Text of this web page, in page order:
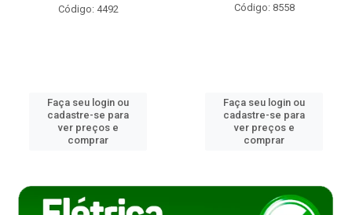
Código: 4492
Faça seu login ou
cadastre-se para
ver preços e
comprar
Código: 8558
Faça seu login ou
cadastre-se para
ver preços e
comprar